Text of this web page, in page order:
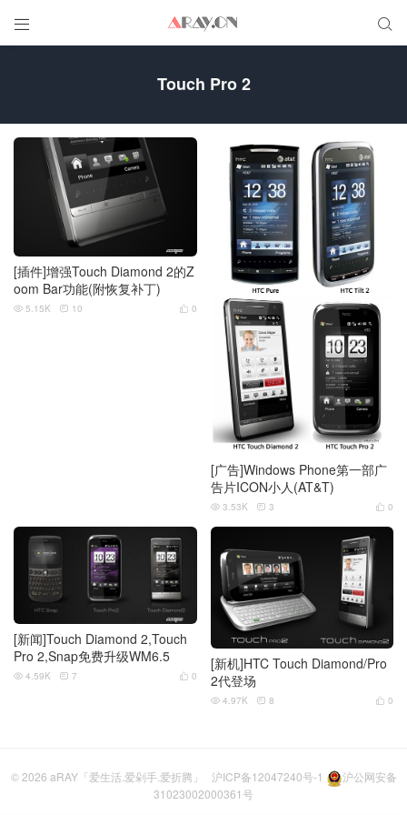
 
Touch Pro 2
[插件]增强Touch Diamond 2的Z
oom Bar功能(附恢复补丁)
 0
 5.15K  10
[广告]Windows Phone第一部广
告片ICON小人(AT&T)
 0
 3.53K  3
[新闻]Touch Diamond 2,Touch
Pro 2,Snap免费升级WM6.5
 0
 4.59K  7
[新机]HTC Touch Diamond/Pro
2代登场
 0
 4.97K  8
© 2026 aRAY「爱生活.爱剁手.爱折腾」 沪ICP备12047240号-1
沪公网安备
31023002000361号